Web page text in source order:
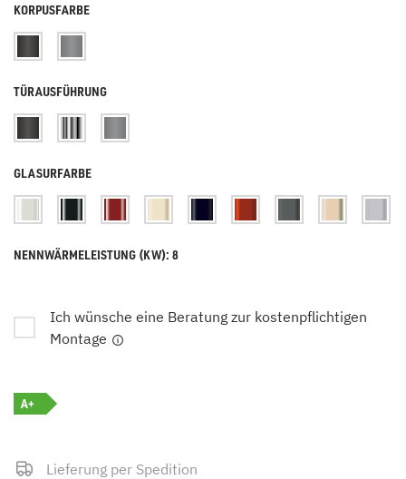
KORPUSFARBE
TÜRAUSFÜHRUNG
GLASURFARBE
NENNWÄRMELEISTUNG (KW): 8
Ich wünsche eine Beratung zur kostenpflichtigen
Montage
A+
Lieferung per Spedition